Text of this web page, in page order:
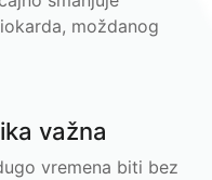
moždanog
važna
vremena biti bez